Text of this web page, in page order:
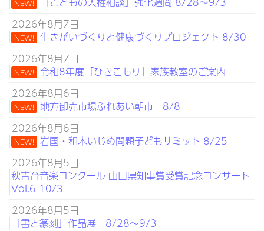
NEW!
2026年8月7日
NEW! 生きがいづくりと健康づくりプロジェクト 8/30
2026年8月7日
NEW! 令和8年度「ひきこもり」家族教室のご案内
2026年8月6日
NEW! 地方卸売市場ふれあい朝市 8/8
2026年8月6日
NEW! 岩国・和木いじめ問題子どもサミット 8/25
2026年8月5日
秋吉台音楽コンクール 山口県知事賞受賞記念コンサート
Vol.6 10/3
2026年8月5日
「書と篆刻」作品展 8/28～9/3